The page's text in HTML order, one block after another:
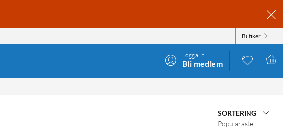
Butiker
Logga in
Bli medlem
SORTERING
Populäraste